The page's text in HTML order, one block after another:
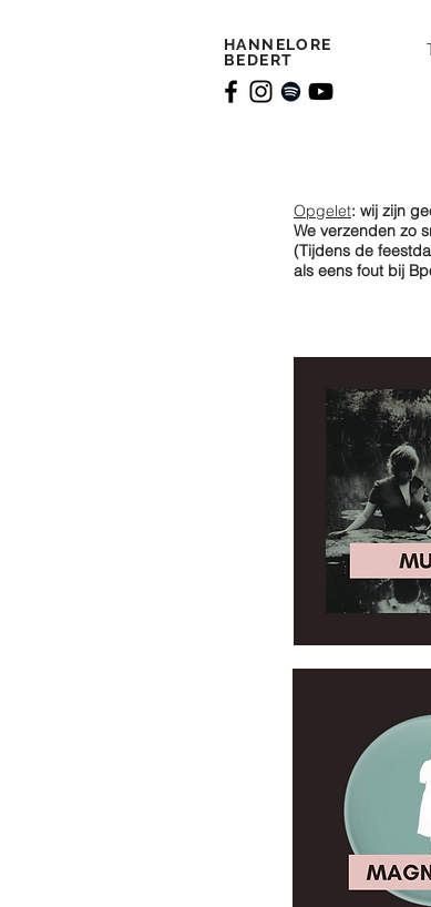
HANNELORE
BEDERT
Opgelet: wij zijn
We verzenden zo
(Tijdens de
als eens fout bij